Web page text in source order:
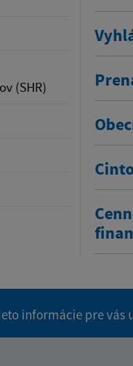
(SHR)
informácie pre vás